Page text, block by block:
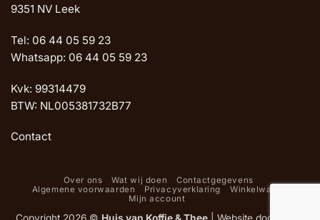
9351 NV Leek
Tel: 06 44 05 59 23
Whatsapp: 06 44 05 59 23
Kvk: 99314479
BTW: NL005381732B77
Contact
Over ons Wat wij doen
Contactgegevens
Algemene voorwaarden
Privacyverklaring
Winkelwagen
Mijn account